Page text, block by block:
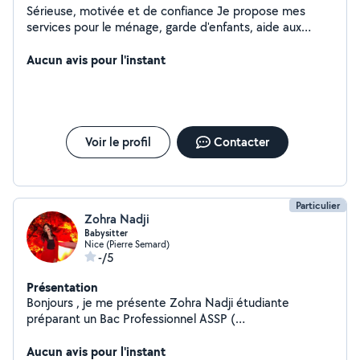
Sérieuse, motivée et de confiance Je propose mes
services pour le ménage, garde d'enfants, aide aux
autres petits services du quotidien. Toujours souriante
Aucun avis pour l'instant
Voir le profil Contacter
Particulier
Zohra Nadji
Babysitter
Nice (Pierre Semard)
-/5
Présentation
Bonjours , je me présente Zohra Nadji étudiante
préparant un Bac Professionnel ASSP (
effectuer plusieurs stage comme en maternelle ,
Aucun avis pour l'instant